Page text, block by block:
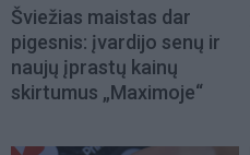
Šviežias maistas dar
pigesnis: įvardijo senų ir
naujų įprastų kainų
skirtumus „Maximoje“